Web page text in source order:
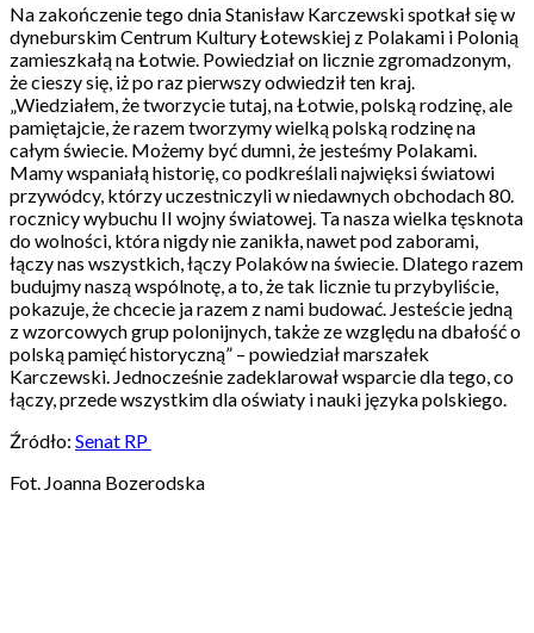
Na zakończenie tego dnia Stanisław Karczewski spotkał się w
dyneburskim Centrum Kultury Łotewskiej z Polakami i Polonią
zamieszkałą na Łotwie. Powiedział on licznie zgromadzonym,
że cieszy się, iż po raz pierwszy odwiedził ten kraj.
„Wiedziałem, że tworzycie tutaj, na Łotwie, polską rodzinę, ale
pamiętajcie, że razem tworzymy wielką polską rodzinę na
całym świecie. Możemy być dumni, że jesteśmy Polakami.
Mamy wspaniałą historię, co podkreślali najwięksi światowi
przywódcy, którzy uczestniczyli w niedawnych obchodach 80.
rocznicy wybuchu II wojny światowej. Ta nasza wielka tęsknota
do wolności, która nigdy nie zanikła, nawet pod zaborami,
łączy nas wszystkich, łączy Polaków na świecie. Dlatego razem
budujmy naszą wspólnotę, a to, że tak licznie tu przybyliście,
pokazuje, że chcecie ja razem z nami budować. Jesteście jedną
z wzorcowych grup polonijnych, także ze względu na dbałość o
polską pamięć historyczną” – powiedział marszałek
Karczewski. Jednocześnie zadeklarował wsparcie dla tego, co
łączy, przede wszystkim dla oświaty i nauki języka polskiego.
Źródło: Senat RP
Fot. Joanna Bozerodska